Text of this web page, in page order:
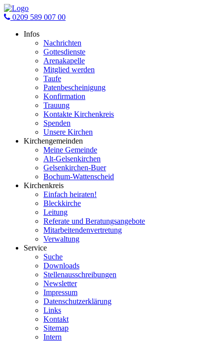
0209 589 007 00
Infos
Nachrichten
Gottesdienste
Arenakapelle
Mitglied werden
Taufe
Patenbescheinigung
Konfirmation
Trauung
Kontakte Kirchenkreis
Spenden
Unsere Kirchen
Kirchengemeinden
Meine Gemeinde
Alt-Gelsenkirchen
Gelsenkirchen-Buer
Bochum-Wattenscheid
Kirchenkreis
Einfach heiraten!
Bleckkirche
Leitung
Referate und Beratungsangebote
Mitarbeitendenvertretung
Verwaltung
Service
Suche
Downloads
Stellenausschreibungen
Newsletter
Impressum
Datenschutzerklärung
Links
Kontakt
Sitemap
Intern